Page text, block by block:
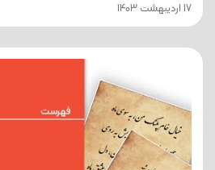
17 اردیبهشت 1403